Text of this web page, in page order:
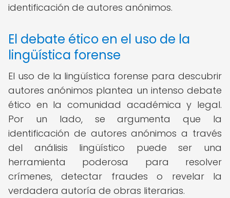
identificación de autores anónimos.
El debate ético en el uso de la
lingüística forense
El uso de la lingüística forense para descubrir
autores anónimos plantea un intenso debate
ético en la comunidad académica y legal.
Por un lado, se argumenta que la
identificación de autores anónimos a través
del análisis lingüístico puede ser una
herramienta poderosa para resolver
crímenes, detectar fraudes o revelar la
verdadera autoría de obras literarias.